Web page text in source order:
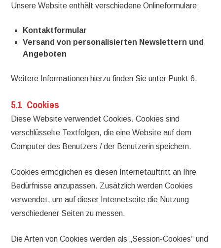
Unsere Website enthält verschiedene Onlineformulare:
Kontaktformular
Versand von personalisierten Newslettern und
Angeboten
Weitere Informationen hierzu finden Sie unter Punkt 6.
5.1 Cookies
Diese Website verwendet Cookies. Cookies sind
verschlüsselte Textfolgen, die eine Website auf dem
Computer des Benutzers / der Benutzerin speichern.
Cookies ermöglichen es diesen Internetauftritt an Ihre
Bedürfnisse anzupassen. Zusätzlich werden Cookies
verwendet, um auf dieser Internetseite die Nutzung
verschiedener Seiten zu messen.
Die Arten von Cookies werden als „Session-Cookies“ und